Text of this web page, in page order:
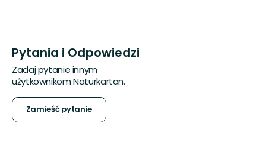
Pytania i Odpowiedzi
Zadaj pytanie innym
użytkownikom Naturkartan.
Zamieść pytanie